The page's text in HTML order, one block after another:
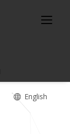
English